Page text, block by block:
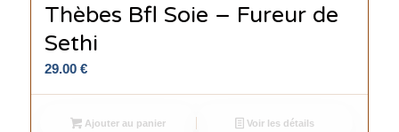
Thèbes Bfl Soie – Fureur de
Sethi
29.00 €
Ajouter au panier Voir les détails